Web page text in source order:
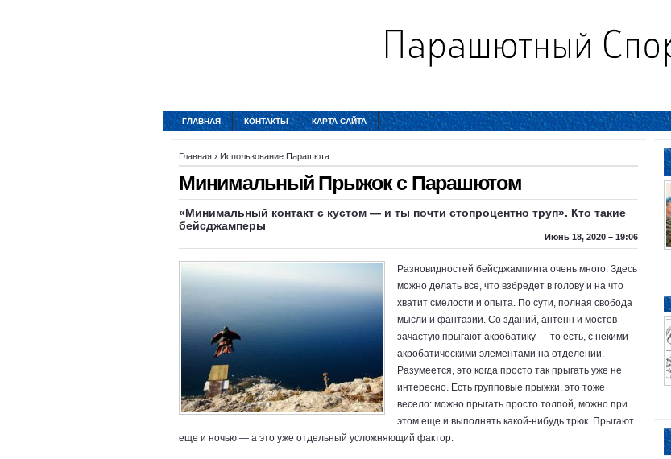
ГЛАВНАЯ КОНТАКТЫ КАРТА САЙТА
Главная › Использование Парашюта
Минимальный Прыжок с Парашютом
«Минимальный контакт с кустом — и ты почти стопроцентно труп». Кто такие
бейсджамперы
Июнь 18, 2020 – 19:06
Разновидностей бейсджампинга очень много. Здесь
можно делать все, что взбредет в голову и на что
хватит смелости и опыта. По сути, полная свобода
мысли и фантазии. Со зданий, антенн и мостов
зачастую прыгают акробатику — то есть, с некими
акробатическими элементами на отделении.
Разумеется, это когда просто так прыгать уже не
интересно. Есть групповые прыжки, это тоже
весело: можно прыгать просто толпой, можно при
этом еще и выполнять какой-нибудь трюк. Прыгают
еще и ночью — а это уже отдельный усложняющий фактор.